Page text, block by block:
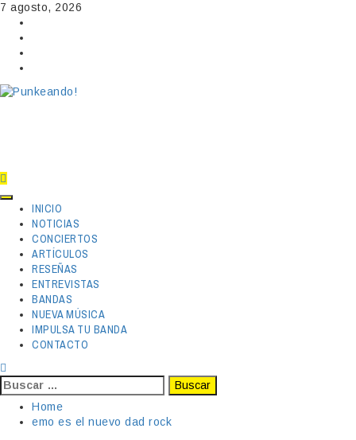
Skip
content
7 agosto, 2026
Primary
Menu
INICIO
NOTICIAS
CONCIERTOS
ARTÍCULOS
RESEÑAS
ENTREVISTAS
BANDAS
NUEVA MÚSICA
IMPULSA TU BANDA
CONTACTO
Buscar:
Home
emo es el nuevo dad rock